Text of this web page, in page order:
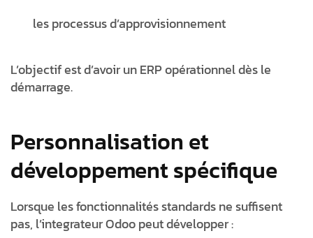
les processus d’approvisionnement
L’objectif est d’avoir un ERP opérationnel dès le
démarrage.
Personnalisation et
développement spécifique
Lorsque les fonctionnalités standards ne suffisent
pas, l’integrateur Odoo peut développer :